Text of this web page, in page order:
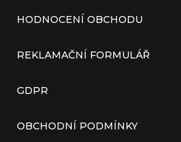
HODNOCENÍ OBCHODU
REKLAMAČNÍ FORMULÁŘ
GDPR
OBCHODNÍ PODMÍNKY